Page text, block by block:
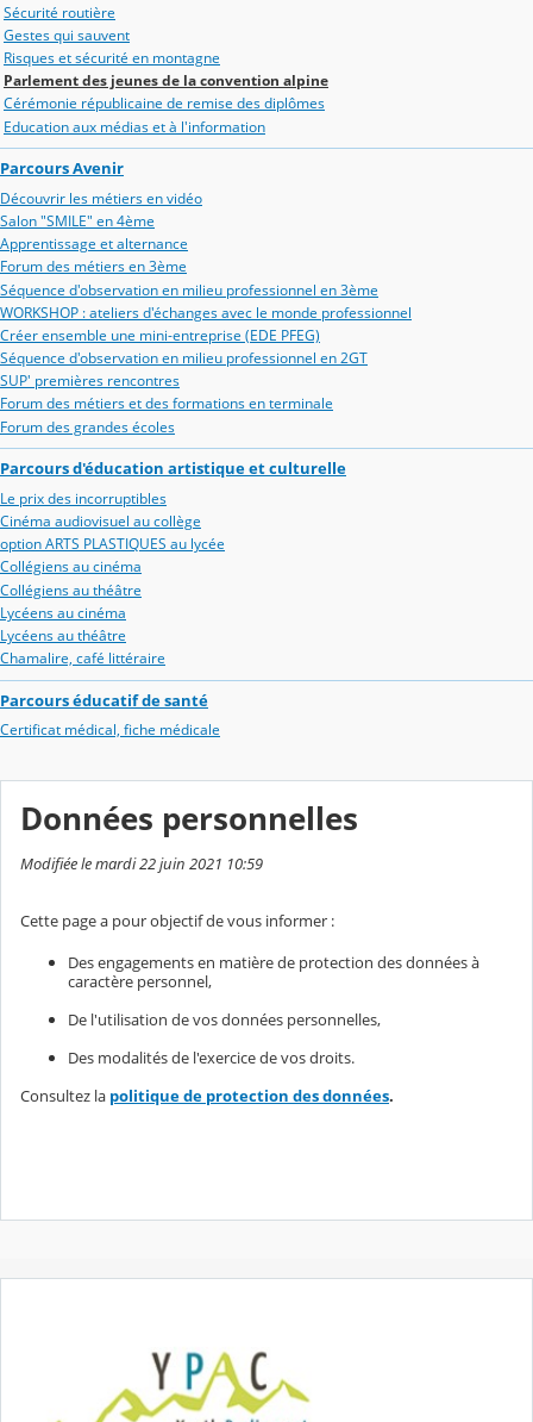
Sécurité routière
Gestes qui sauvent
Risques et sécurité en montagne
Parlement des jeunes de la convention alpine
Cérémonie républicaine de remise des diplômes
Education aux médias et à l'information
Parcours Avenir
Découvrir les métiers en vidéo
Salon "SMILE" en 4ème
Apprentissage et alternance
Forum des métiers en 3ème
Séquence d'observation en milieu professionnel en 3ème
WORKSHOP : ateliers d'échanges avec le monde professionnel
Créer ensemble une mini-entreprise (EDE PFEG)
Séquence d'observation en milieu professionnel en 2GT
SUP' premières rencontres
Forum des métiers et des formations en terminale
Forum des grandes écoles
Parcours d'éducation artistique et culturelle
Le prix des incorruptibles
Cinéma audiovisuel au collège
option ARTS PLASTIQUES au lycée
Collégiens au cinéma
Collégiens au théâtre
Lycéens au cinéma
Lycéens au théâtre
Chamalire, café littéraire
Parcours éducatif de santé
Certificat médical, fiche médicale
Données personnelles
Modifiée le mardi 22 juin 2021 10:59
Cette page a pour objectif de vous informer :
Des engagements en matière de protection des données à
caractère personnel,
De l'utilisation de vos données personnelles,
Des modalités de l'exercice de vos droits.
Consultez la politique de protection des données.